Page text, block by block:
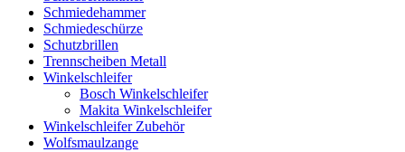
Schmiedehammer
Schmiedeschürze
Schutzbrillen
Trennscheiben Metall
Winkelschleifer
Bosch Winkelschleifer
Makita Winkelschleifer
Winkelschleifer Zubehör
Wolfsmaulzange